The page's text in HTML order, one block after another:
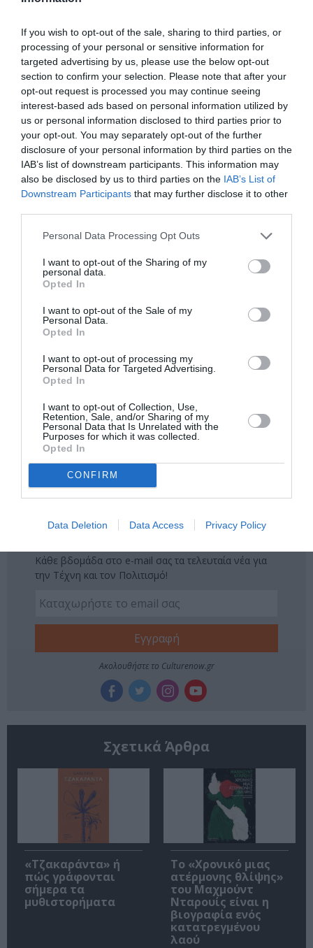
If you wish to opt-out of the sale, sharing to third parties, or
processing of your personal or sensitive information for
targeted advertising by us, please use the below opt-out
section to confirm your selection. Please note that after your
opt-out request is processed you may continue seeing
interest-based ads based on personal information utilized by
us or personal information disclosed to third parties prior to
your opt-out. You may separately opt-out of the further
disclosure of your personal information by third parties on the
IAB’s list of downstream participants. This information may
also be disclosed by us to third parties on the IAB’s List of
Downstream Participants that may further disclose it to other
Personal Data Processing Opt Outs
I want to opt-out of the Sharing of my
personal data.
Opted In
I want to opt-out of the Sale of my
Personal Data.
Opted In
I want to opt-out of processing my
Personal Data for Targeted Advertising.
Opted In
I want to opt-out of Collection, Use,
Retention, Sale, and/or Sharing of my
Personal Data that Is Unrelated with the
Purposes for which it was collected.
Opted In
CONFIRM
Data Deletion Data Access Privacy Policy
Καθόλου τυχαίο της επιτυχίας του λογοτεχνικού της
εγχειρήματος είναι το αποκαλυπτικό γεγονός της
προσπάθειας φίμωσης της συγγραφέως από τους
κύκλους που λαχταρούν για αδράνεια και πλήρη
αποστόμωση οποιασδήποτε έκφρασής της. Η κάθε
μορφή όμως αντίστασης έχει τέτοια ορμή που τα νερά
της παρασέρνουν στο διάβα τους κάθε εμπόδιο,
προσμένοντας την κάθαρση. Ο λόγος της Κλιουτσάροβα
έχει λόγο να λέγεται.
“Εμείς ξέρουμε μόνο εκείνο που κρατάμε στη μνήμη μας, και
όχι εκείνο που γράφτηκε στο χαρτί”
Το βιβλίο της Ναταλία Κλιουτσάροβα,
Ρωσία
Βαγόνι τρίτης θέσεως, κυκλοφορεί από τις
εκδόσεις Καστανιώτη.
Ακολουθήστε το Culturenow.gr στο
μάθετε πρώτοι όλες τις ειδήσεις
Δείτε όλα τατελευταία νέα
Πολιτισμό στο
Culturenow.gr
Νέοι Διαγωνισμοί❯
ΕΚΔΟΣΕΙΣ ΚΑΣΤΑΝΙΩΤΗ
Κάθε βδομάδα στο e-mail σας τα τελευταία νέα για
την Τέχνη και τον Πολιτισμό!
Ακολουθήστε το Culturenow.gr
Σχετικά Άρθρα
«Τζακαράντα» ή
πώς γράφονται
σήμερα τα
μυθιστορήματα
Το «Χρονικό μιας
ατέρμονης θλίψης»
του Μαχμούντ
Νταρουίς είναι η
βιογραφία ενός
κατατρεγμένου
λαού